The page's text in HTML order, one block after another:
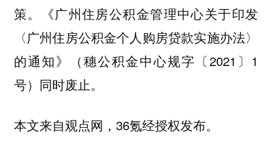
策。《广州住房公积金管理中心关于印发
〈广州住房公积金个人购房贷款实施办法〉
的通知》（穗公积金中心规字〔2021〕1
号）同时废止。
本文来自观点网，36氪经授权发布。